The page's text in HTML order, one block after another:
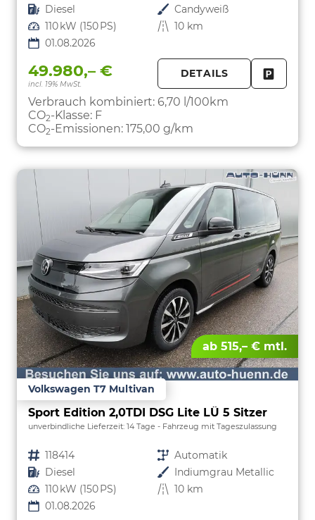
Kraftstoff Diesel Außenfarbe Candyweiß
Leistung 110 kW (150 PS) Kilometerstand 10 km
01.08.2026
49.980,– €
incl. 19% MwSt.
DETAILS
Verbrauch kombiniert: 6,70 l/100km
CO2-Klasse: F
CO2-Emissionen: 175,00 g/km
ab 515,– € mtl.
Volkswagen T7 Multivan
Sport Edition 2,0TDI DSG Lite LÜ 5 Sitzer
unverbindliche Lieferzeit: 14 Tage Fahrzeug mit Tageszulassung
Fahrzeugnr. 118414 Getriebe Automatik
Kraftstoff Diesel Außenfarbe Indiumgrau Metallic
Leistung 110 kW (150 PS) Kilometerstand 10 km
01.08.2026